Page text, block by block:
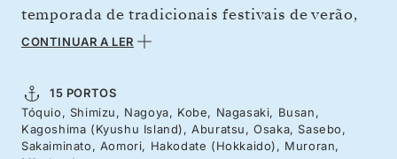
temporada de tradicionais festivais de verão,
ao longo de três semanas e meia de navegação.
Tóquio, Kobe, Nagasaki e Osaka até cantos
mais tranquilos de Tohoku e as celebrações
iluminadas por lanternas do festival Nebuta de
CONTINUAR A LER
15 PORTOS
Tóquio, Shimizu, Nagoya, Kobe, Nagasaki, Busan,
Kagoshima (Kyushu Island), Aburatsu, Osaka, Sasebo,
Sakaiminato, Aomori, Hakodate (Hokkaido), Muroran,